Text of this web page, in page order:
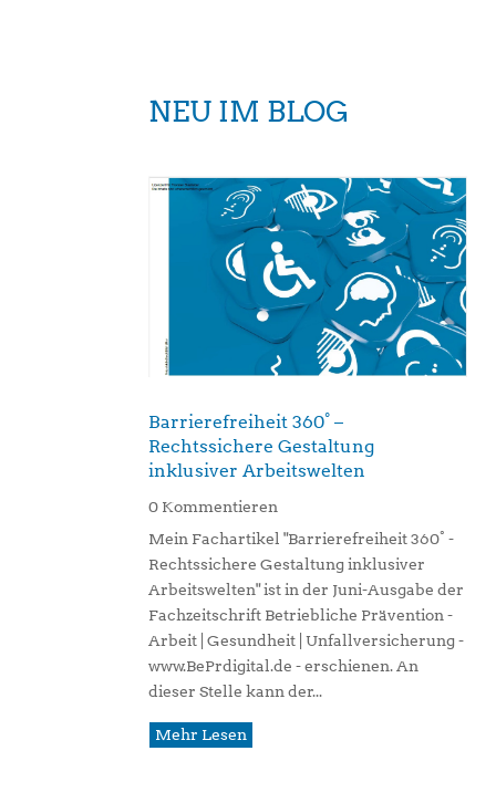
NEU IM BLOG
Barrierefreiheit 360° –
Rechtssichere Gestaltung
inklusiver Arbeitswelten
0 Kommentieren
Mein Fachartikel "Barrierefreiheit 360° -
Rechtssichere Gestaltung inklusiver
Arbeitswelten" ist in der Juni-Ausgabe der
Fachzeitschrift Betriebliche Prävention -
Arbeit | Gesundheit | Unfallversicherung -
www.BePrdigital.de - erschienen. An
dieser Stelle kann der...
Mehr Lesen